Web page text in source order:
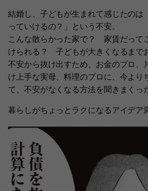
結婚し、子どもが生まれて感じたのは
っていけるの？」という不安。
こんな散らかった家で？ 家賃だって
けられる？ 子どもが大きくなるまで
不安から抜け出すため、お金のプロ、
け上手な実母、料理のプロに、今より
て、不安がなくなる方法を聞きまくっ
暮らしがちょっとラクになるアイデア